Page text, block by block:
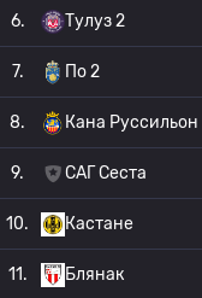
6. Тулуз 2
7. По 2
8. Кана Руссильон
9. САГ Сеста
10. Кастане
11. Блянак